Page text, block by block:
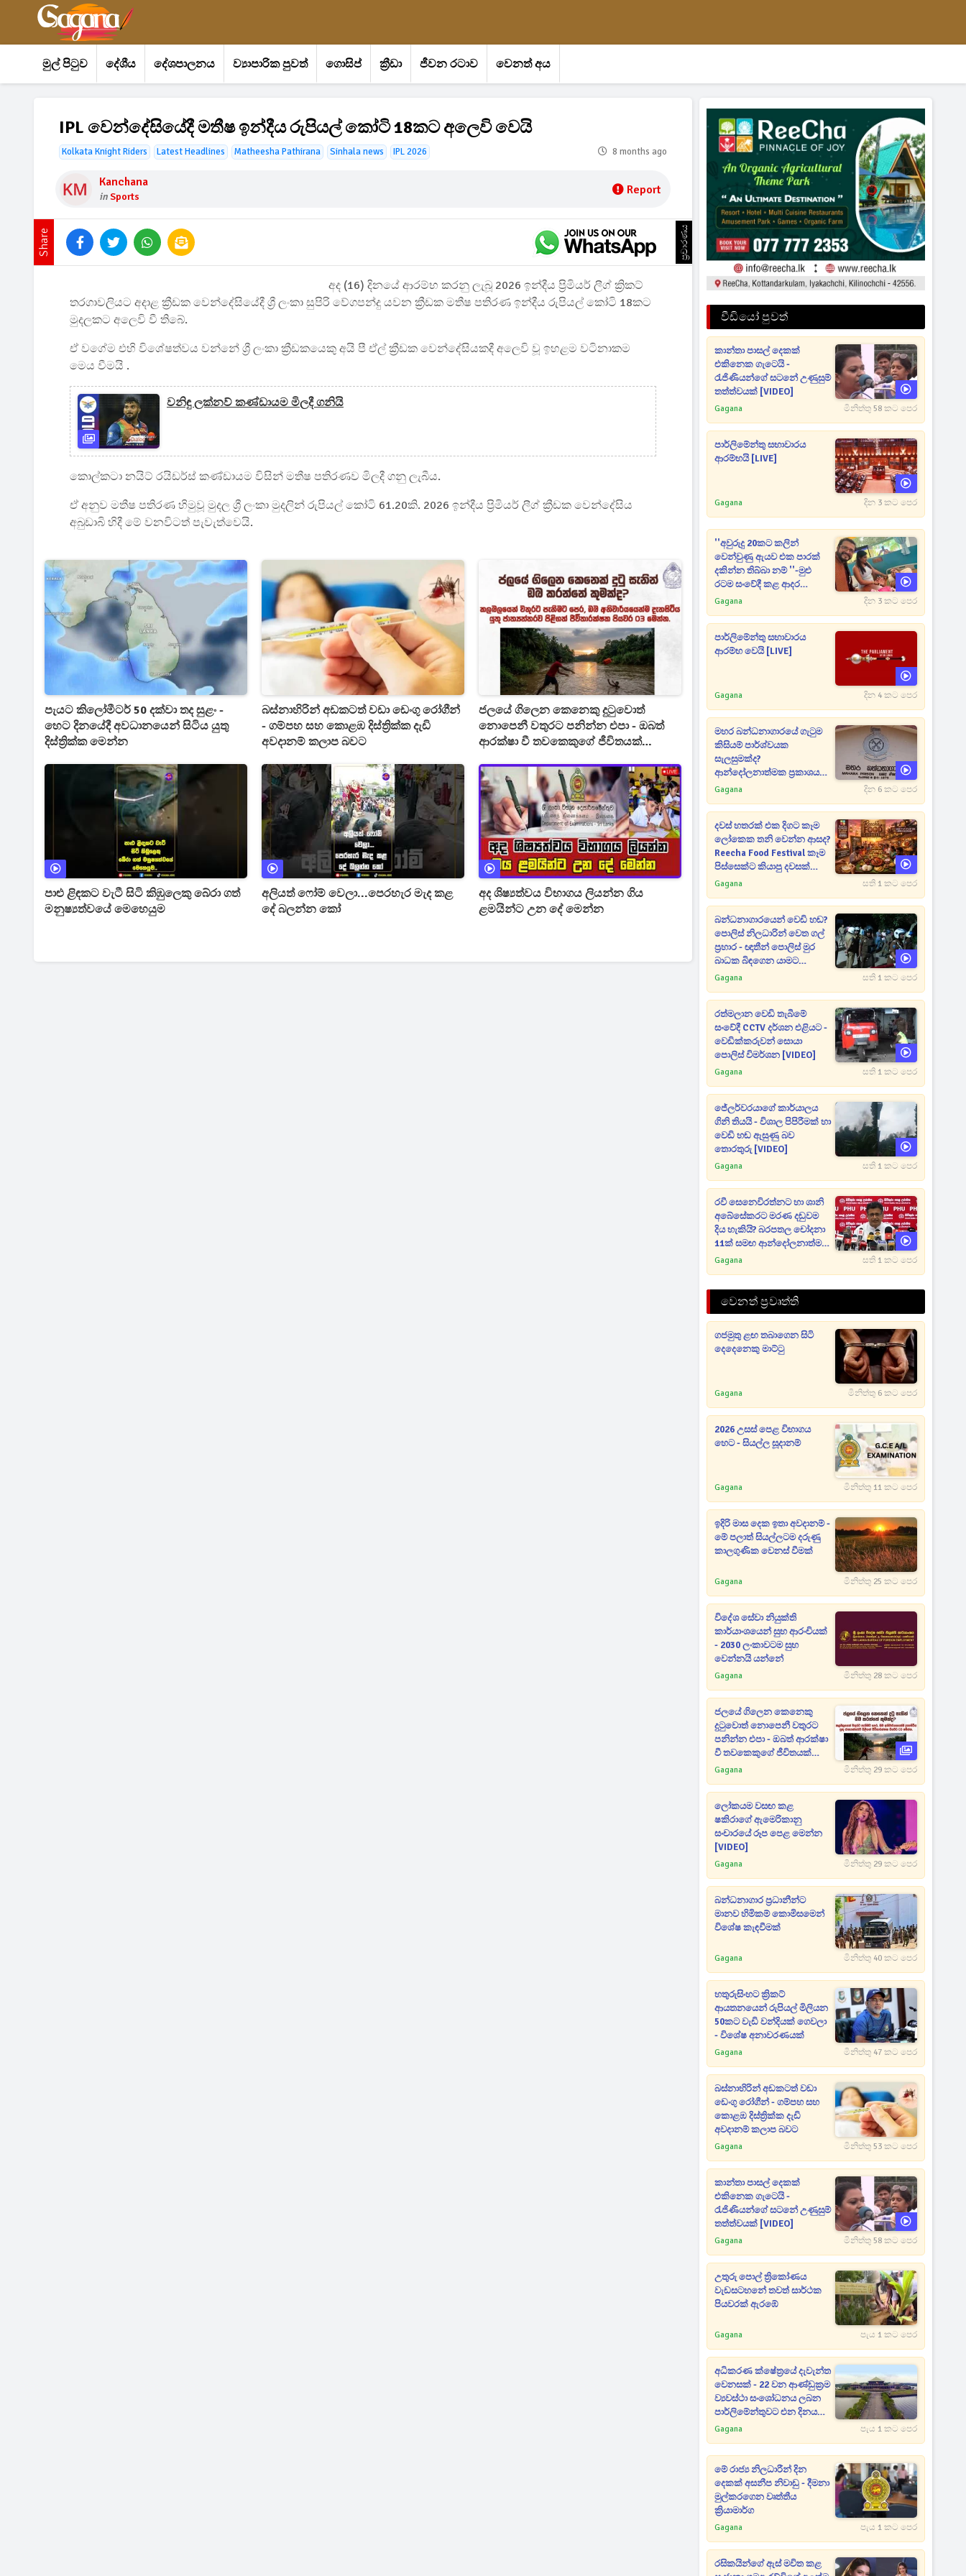
මුල් පිටුව දේශීය දේශපාලනය ව්‍යාපාරික පුවත් ගොසිප් ක්‍රීඩා ජීවන රටාව වෙනත් අය
IPL වෙන්දේසියේදී මතීෂ ඉන්දීය රුපියල් කෝටි 18කට අලෙවි වෙයි
Kolkata Knight Riders Latest Headlines Matheesha Pathirana Sinhala news IPL 2026 8 months ago
Kanchana
inSports Report
Share ප්‍රචාරණය
අද (16) දිනයේ ආරම්භ කරනු ලැබූ 2026 ඉන්දීය ප්‍රිමියර් ලීග් ක්‍රිකට්
තරගාවලියට අදාළ ක්‍රීඩක වෙන්දේසියේදී ශ්‍රී ලංකා සුපිරි වේගපන්දු යවන ක්‍රීඩක මතීෂ පතිරණ ඉන්දීය රුපියල් කෝටි 18කට
මුදලකට අලෙවි වී තිබේ.
ඒ වගේම එහි විශේෂත්වය වන්නේ ශ්‍රී ලංකා ක්‍රීඩකයෙකු අයි පී ඒල් ක්‍රීඩක වෙන්දේසියකදී අලෙවි වූ ඉහළම වටිනාකම
මෙය වීමයි .
වනිඳු ලක්නව් කණ්ඩායම මිලදී ගනියි
කොල්කටා නයිට් රයිඩර්ස් කණ්ඩායම විසින් මතීෂ පතිරණව මිලදී ගනු ලැබීය.
ඒ අනුව මතීෂ පතිරණ හිමුවූ මුදල ශ්‍රී ලංකා මුදලින් රුපියල් කෝටි 61.20කි. 2026 ඉන්දීය ප්‍රිමියර් ලීග් ක්‍රීඩක වෙන්දේසිය
අබුඩාබි හිදී මේ වනවිටත් පැවැත්වෙයි.
පැයට කිලෝමීටර් 50 දක්වා තද සුළං -
හෙට දිනයේදී අවධානයෙන් සිටිය යුතු
දිස්ත්‍රික්ක මෙන්න
බස්නාහිරින් අඩකටත් වඩා ඩෙංගු රෝගීන්
- ගම්පහ සහ කොළඹ දිස්ත්‍රික්ක දැඩි
අවදානම් කලාප බවට
ජලයේ ගිලෙන කෙනෙකු දුටුවොත්
නොපෙනී වතුරට පනින්න එපා - ඔබත්
ආරක්ෂා වී තවකෙකුගේ ජීවිතයක්
පාළු ළිඳකට වැටී සිටි කිඹුලෙකු බේරා ගත්
මනුෂ්‍යත්වයේ මෙහෙයුම
අලියත් ෆෝම් වෙලා...පෙරහැර මැද කළ
දේ බලන්න කෝ
අද ශිෂ්‍යත්වය විභාගය ලියන්න ගිය
ළමයින්ට උන දේ මෙන්න
වීඩියෝ පුවත්
කාන්තා පාසල් දෙකක්
එකිනෙක ගැටෙයි -
රැජිණියන්ගේ සටනේ උණුසුම්
තත්ත්වයක් [VIDEO]
Gagana මිනිත්තු 58 කට පෙර
පාර්ලිමේන්තු සභාවාරය
ආරම්භයි [LIVE]
Gagana දින 3 කට පෙර
''අවුරුදු 20කට කලින්
වෙන්වුණු ඇයව එක පාරක්
දකින්න තිබ්බා නම් ''-මුළු
රටම සංවේදී කළ ආදර
අමරණීය මතකය
Gagana දින 3 කට පෙර
පාර්ලිමේන්තු සභාවාරය
ආරම්භ වෙයි [LIVE]
Gagana දින 4 කට පෙර
මහර බන්ධනාගාරයේ ගැටුම
කිසියම් පාර්ශ්වයක
සැලසුමක්ද?
ආන්දෝලනාත්මක ප්‍රකාශයක්
එළියට [VIDEO]
Gagana දින 6 කට පෙර
දවස් හතරක් එක දිගට කෑම
ලෝකෙක තනි වෙන්න ආසද?
Reecha Food Festival කෑම
පිස්සෙක්ට කියාපු දවසක්
මෙන්න
Gagana සති 1 කට පෙර
බන්ධනාගාරයෙන් වෙඩි හඬ?
පොලිස් නිලධාරින් වෙත ගල්
ප්‍රහාර - ඥාතීන් පොලිස් මුර
බාධක බිඳගෙන යාමට
උත්සාහයක [VIDEO]
Gagana සති 1 කට පෙර
රත්මලාන වෙඩි තැබීමේ
සංවේදී CCTV දර්ශන එළියට -
වෙඩික්කරුවන් සොයා
පොලිස් විමර්ශන [VIDEO]
Gagana සති 1 කට පෙර
ජේලර්වරයාගේ කාර්යාලය
ගිනි තියයි - විශාල පිපිරීමක් හා
වෙඩි හඬ ඇසුණු බව
තොරතුරු [VIDEO]
Gagana සති 1 කට පෙර
රවී සෙනෙවිරත්නට හා ශානි
අබේසේකරට මරණ දඬුවම
දිය හැකියි? බරපතල චෝදනා
11ක් සමඟ ආන්දෝලනාත්මක
ප්‍රකාශයක් [VIDEO]
Gagana සති 1 කට පෙර
වෙනත් ප්‍රවෘත්ති
ගජමුතු ළඟ තබාගෙන සිටි
දෙදෙනෙකු මාට්ටු
Gagana මිනිත්තු 6 කට පෙර
2026 උසස් පෙළ විභාගය
හෙට - සියල්ල සූදානම්
Gagana මිනිත්තු 11 කට පෙර
ඉදිරි මාස දෙක ඉතා අවදානම් -
මේ පලාත් සියල්ලටම දරුණු
කාලගුණික වෙනස් වීමක්
Gagana මිනිත්තු 25 කට පෙර
විදේශ සේවා නියුක්ති
කාර්යාංශයෙන් සුභ ආරංචියක්
- 2030 ලංකාවටම සුභ
වෙන්නයි යන්නේ
Gagana මිනිත්තු 28 කට පෙර
ජලයේ ගිලෙන කෙනෙකු
දුටුවොත් නොපෙනී වතුරට
පනින්න එපා - ඔබත් ආරක්ෂා
වී තවකෙකුගේ ජීවිතයක්
බේරාගන්නා පියවර 3ක්
Gagana මිනිත්තු 29 කට පෙර
ලෝකයම වසඟ කළ
ෂකිරාගේ ඇමෙරිකානු
සංචාරයේ රූප පෙළ මෙන්න
[VIDEO]
Gagana මිනිත්තු 29 කට පෙර
බන්ධනාගාර ප්‍රධානීන්ට
මානව හිමිකම් කොමිසමෙන්
විශේෂ කැඳවීමක්
Gagana මිනිත්තු 40 කට පෙර
හතුරුසිංහට ක්‍රිකට්
ආයතනයෙන් රුපියල් මිලියන
50කට වැඩි වන්දියක් ගෙවලා
- විශේෂ අනාවරණයක්
Gagana මිනිත්තු 47 කට පෙර
බස්නාහිරින් අඩකටත් වඩා
ඩෙංගු රෝගීන් - ගම්පහ සහ
කොළඹ දිස්ත්‍රික්ක දැඩි
අවදානම් කලාප බවට
Gagana මිනිත්තු 53 කට පෙර
කාන්තා පාසල් දෙකක්
එකිනෙක ගැටෙයි -
රැජිණියන්ගේ සටනේ උණුසුම්
තත්ත්වයක් [VIDEO]
Gagana මිනිත්තු 58 කට පෙර
උතුරු පොල් ත්‍රිකෝණය
වැඩසටහනේ තවත් සාර්ථක
පියවරක් ඇරඹේ
Gagana පැය 1 කට පෙර
අධිකරණ ක්ෂේත්‍රයේ දැවැන්ත
වෙනසක් - 22 වන ආණ්ඩුක්‍රම
ව්‍යවස්ථා සංශෝධනය ලබන
පාර්ලිමේන්තුවට එන දිනය
මෙන්න
Gagana පැය 1 කට පෙර
මේ රාජ්‍ය නිලධාරීන් දින
දෙකක් අසනීප නිවාඩු - දීමනා
මුල්කරගෙන වෘත්තීය
ක්‍රියාමාර්ග
Gagana පැය 1 කට පෙර
රසිකයින්ගේ ඇස් මවිත කළ